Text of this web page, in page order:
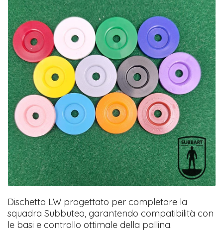
Dischetto LW progettato per completare la
squadra Subbuteo, garantendo compatibilità con
le basi e controllo ottimale della pallina.